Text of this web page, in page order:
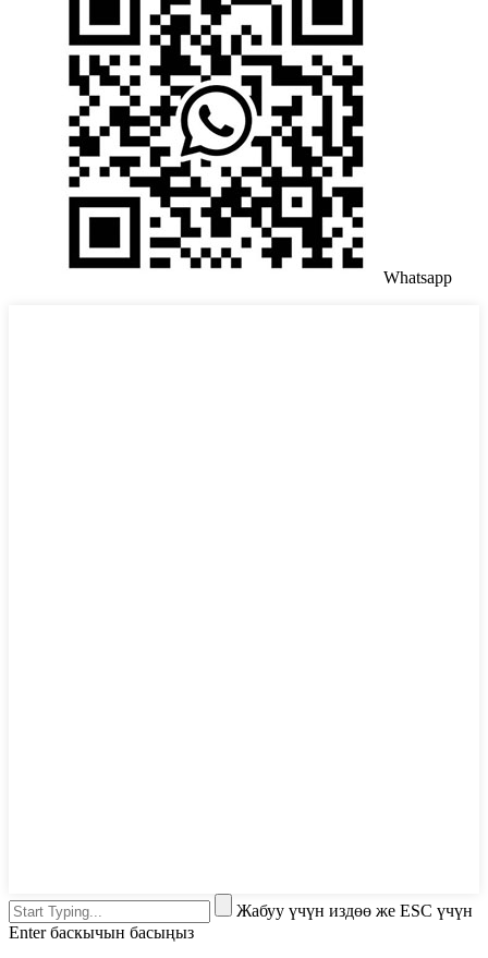
Whatsapp
Жабуу үчүн издөө же ESC үчүн
Enter баскычын басыңыз